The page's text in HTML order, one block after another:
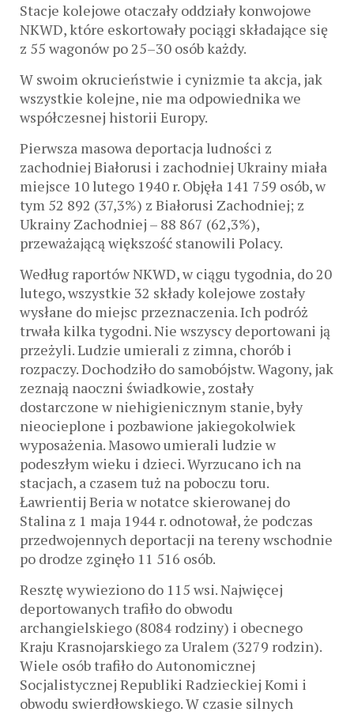
Stacje kolejowe otaczały oddziały konwojowe
NKWD, które eskortowały pociągi składające się
z 55 wagonów po 25–30 osób każdy.
W swoim okrucieństwie i cynizmie ta akcja, jak
wszystkie kolejne, nie ma odpowiednika we
współczesnej historii Europy.
Pierwsza masowa deportacja ludności z
zachodniej Białorusi i zachodniej Ukrainy miała
miejsce 10 lutego 1940 r. Objęła 141 759 osób, w
tym 52 892 (37,3%) z Białorusi Zachodniej; z
Ukrainy Zachodniej – 88 867 (62,3%),
przeważającą większość stanowili Polacy.
Według raportów NKWD, w ciągu tygodnia, do 20
lutego, wszystkie 32 składy kolejowe zostały
wysłane do miejsc przeznaczenia. Ich podróż
trwała kilka tygodni. Nie wszyscy deportowani ją
przeżyli. Ludzie umierali z zimna, chorób i
rozpaczy. Dochodziło do samobójstw. Wagony, jak
zeznają naoczni świadkowie, zostały
dostarczone w niehigienicznym stanie, były
nieocieplone i pozbawione jakiegokolwiek
wyposażenia. Masowo umierali ludzie w
podeszłym wieku i dzieci. Wyrzucano ich na
stacjach, a czasem tuż na poboczu toru.
Ławrientij Beria w notatce skierowanej do
Stalina z 1 maja 1944 r. odnotował, że podczas
przedwojennych deportacji na tereny wschodnie
po drodze zginęło 11 516 osób.
Resztę wywieziono do 115 wsi. Najwięcej
deportowanych trafiło do obwodu
archangielskiego (8084 rodziny) i obecnego
Kraju Krasnojarskiego za Uralem (3279 rodzin).
Wiele osób trafiło do Autonomicznej
Socjalistycznej Republiki Radzieckiej Komi i
obwodu swierdłowskiego. W czasie silnych